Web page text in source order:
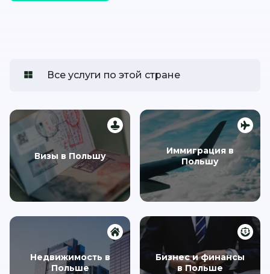
Все услуги по этой стране
Визы в Польшу
Иммиграция в
Польшу
Недвижимость в
Польше
Бизнес и финансы
в Польше